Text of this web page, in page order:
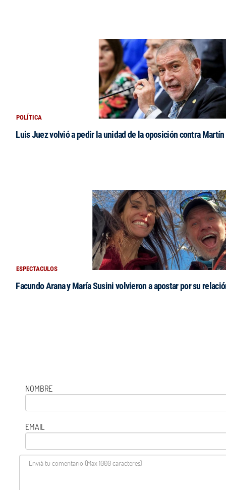
POLÍTICA
Luis Juez volvió a pedir la unidad de la oposición contra
ESPECTACULOS
Facundo Arana y María Susini volvieron a apostar por su
NOMBRE
EMAIL